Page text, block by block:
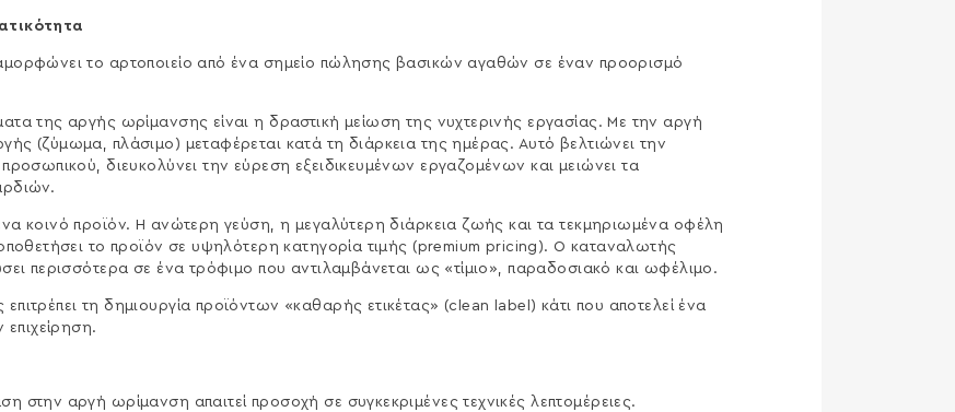
το αρτοποιείο από ένα σημείο πώλησης βασικών αγαθών σε έναν προορισμό
της αργής ωρίμανσης είναι η δραστική μείωση της νυχτερινής εργασίας. Με την αργή
(ζύμωμα, πλάσιμο) μεταφέρεται κατά τη διάρκεια της ημέρας. Αυτό βελτιώνει την
διευκολύνει την εύρεση εξειδικευμένων εργαζομένων και μειώνει τα
κοινό προϊόν. Η ανώτερη γεύση, η μεγαλύτερη διάρκεια ζωής και τα τεκμηριωμένα οφέλη
το προϊόν σε υψηλότερη κατηγορία τιμής (premium pricing). Ο καταναλωτής
περισσότερα σε ένα τρόφιμο που αντιλαμβάνεται ως «τίμιο», παραδοσιακό και ωφέλιμο.
τη δημιουργία προϊόντων «καθαρής ετικέτας» (clean label) κάτι που αποτελεί ένα
επιχείρηση.
αργή ωρίμανση απαιτεί προσοχή σε συγκεκριμένες τεχνικές λεπτομέρειες.